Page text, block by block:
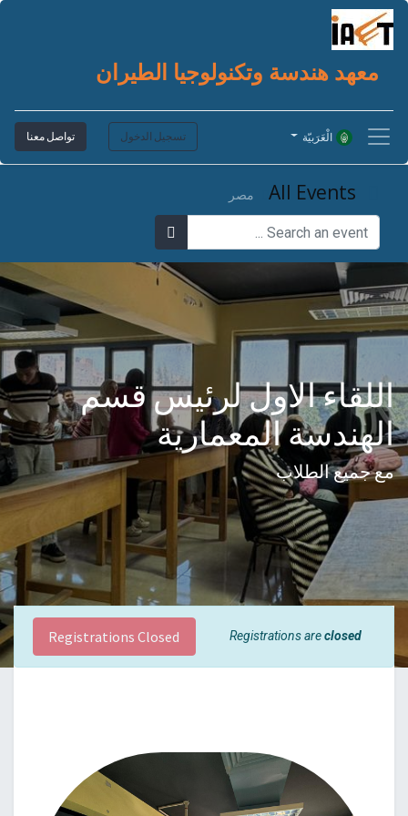
معهد هندسة وتكنولوجيا الطيران
تسجيل الدخول تواصل معنا الْعَرَبيّة
All Events مصر
اللقاء الاول لرئيس قسم
الهندسة المعمارية
مع جميع الطلاب
Registrations areclosed
Registrations Closed